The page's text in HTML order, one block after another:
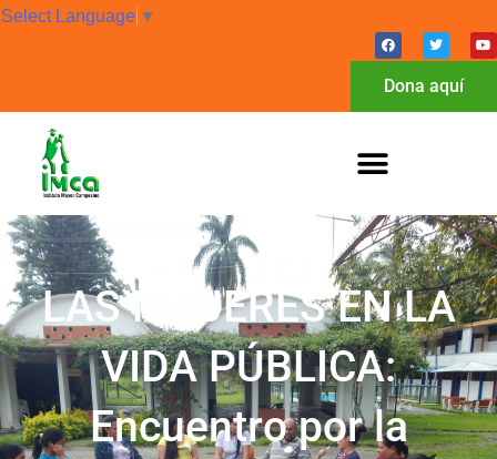
Select Language ▼
Dona aquí
LAS MUJERES EN LA
VIDA PÚBLICA:
Encuentro por la